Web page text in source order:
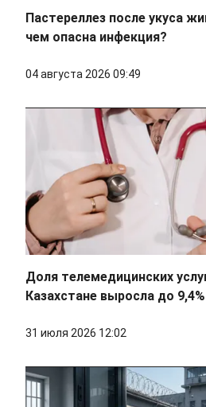
Пастереллез после укуса
чем опасна инфекция?
04 августа 2026 09:49
Доля телемедицинских
Казахстане выросла до 9,4%
31 июля 2026 12:02